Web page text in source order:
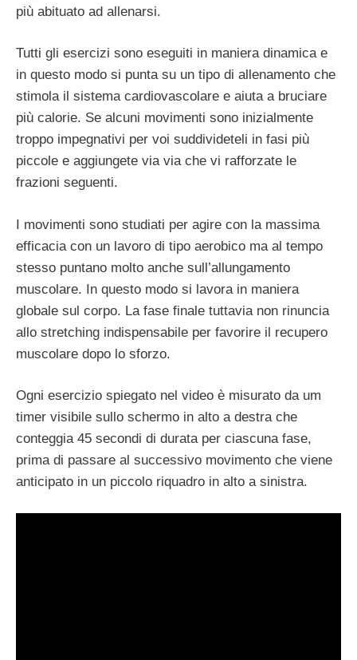
più abituato ad allenarsi.
Tutti gli esercizi sono eseguiti in maniera dinamica e
in questo modo si punta su un tipo di allenamento che
stimola il sistema cardiovascolare e aiuta a bruciare
più calorie. Se alcuni movimenti sono inizialmente
troppo impegnativi per voi suddivideteli in fasi più
piccole e aggiungete via via che vi rafforzate le
frazioni seguenti.
I movimenti sono studiati per agire con la massima
efficacia con un lavoro di tipo aerobico ma al tempo
stesso puntano molto anche sull’allungamento
muscolare. In questo modo si lavora in maniera
globale sul corpo. La fase finale tuttavia non rinuncia
allo stretching indispensabile per favorire il recupero
muscolare dopo lo sforzo.
Ogni esercizio spiegato nel video è misurato da um
timer visibile sullo schermo in alto a destra che
conteggia 45 secondi di durata per ciascuna fase,
prima di passare al successivo movimento che viene
anticipato in un piccolo riquadro in alto a sinistra.